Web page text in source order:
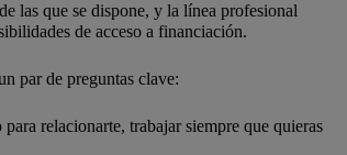
las que se dispone, y la línea profesional
de acceso a financiación.
par de preguntas clave:
relacionarte, trabajar siempre que quieras